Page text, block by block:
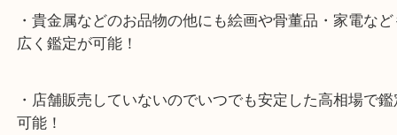
兵庫区・長田区方面の方：21号線を東（三宮方面）
・当店特徴